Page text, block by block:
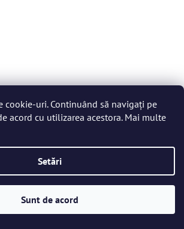
cookie-uri. Continuând să navigați pe
acord cu utilizarea acestora. Mai multe
Setări
Sunt de acord